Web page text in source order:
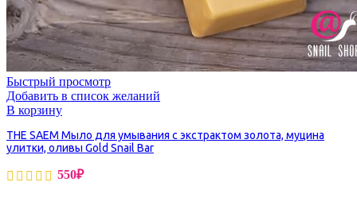
Быстрый просмотр
Добавить в список желаний
В корзину
THE SAEM Мыло для умывания с экстрактом золота, муцина
улитки, оливы Gold Snail Bar
550₽